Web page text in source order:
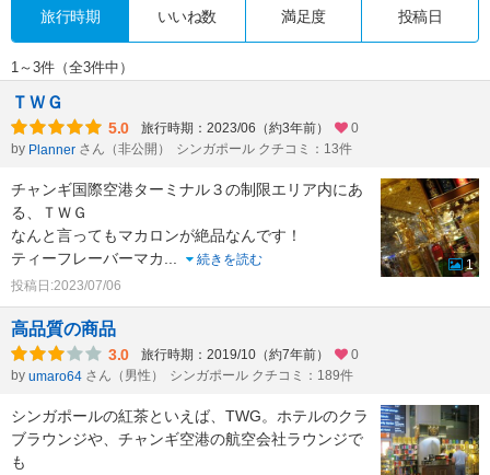
旅行時期 いいね数 満足度 投稿日
1～3件（全3件中）
ＴＷＧ
5.0 旅行時期：2023/06（約3年前）
0
by Planner さん（非公開） シンガポール クチコミ：13件
チャンギ国際空港ターミナル３の制限エリア内にあ
る、ＴＷＧ
なんと言ってもマカロンが絶品なんです！
ティーフレーバーマカ...
続きを読む
投稿日:2023/07/06
1
高品質の商品
3.0 旅行時期：2019/10（約7年前）
0
by umaro64 さん（男性） シンガポール クチコミ：189件
シンガポールの紅茶といえば、TWG。ホテルのクラ
ブラウンジや、チャンギ空港の航空会社ラウンジで
も